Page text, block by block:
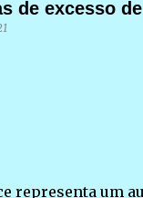
de excesso
representa um